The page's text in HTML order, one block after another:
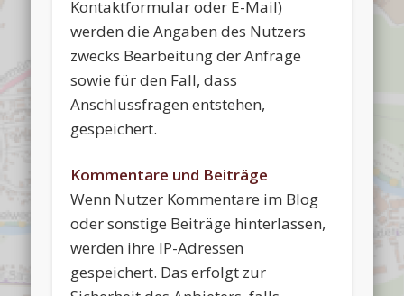
Kontaktformular oder E-Mail)
werden die Angaben des Nutzers
zwecks Bearbeitung der Anfrage
sowie für den Fall, dass
Anschlussfragen entstehen,
gespeichert.
Kommentare und Beiträge
Wenn Nutzer Kommentare im Blog
oder sonstige Beiträge hinterlassen,
werden ihre IP-Adressen
gespeichert. Das erfolgt zur